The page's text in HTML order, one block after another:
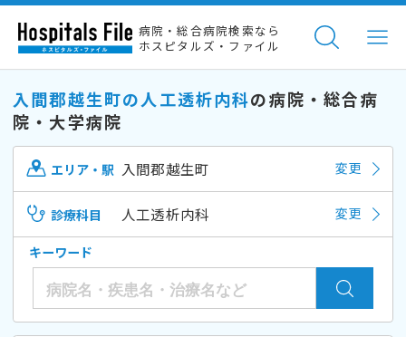
病院・総合病院検索なら
ホスピタルズ・ファイル
入間郡越生町の人工透析内科の病院・総合病
院・大学病院
エリア・駅 入間郡越生町 変更
診療科目 人工透析内科 変更
キーワード